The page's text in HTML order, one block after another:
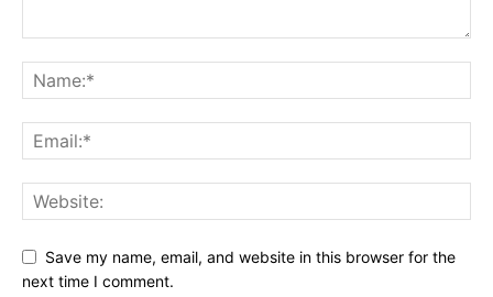
Save my name, email, and website in this browser for the
next time I comment.